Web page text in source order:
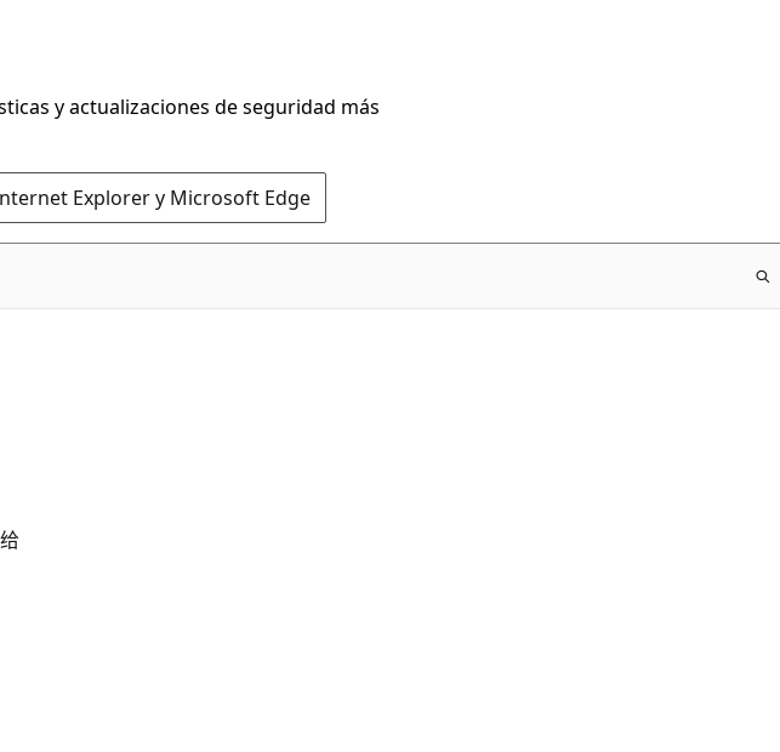
y actualizaciones de seguridad más
Explorer y Microsoft Edge